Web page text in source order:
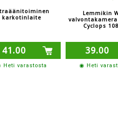
karkotinlaite
41.00
Heti varastosta
Lemmikin
Cyclops
39.00
◉ Heti